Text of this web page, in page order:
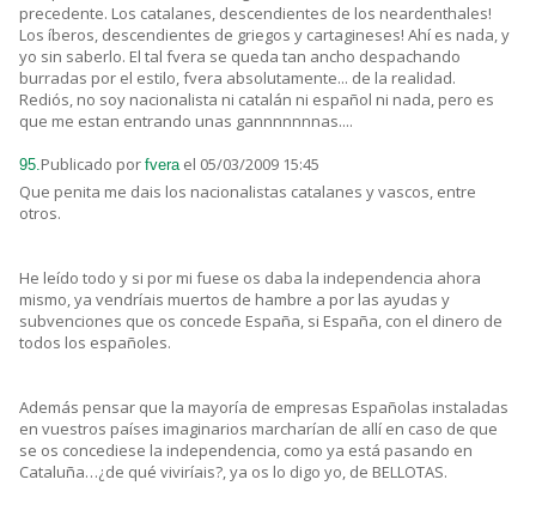
precedente. Los catalanes, descendientes de los neardenthales!
Los íberos, descendientes de griegos y cartagineses! Ahí es nada, y
yo sin saberlo. El tal fvera se queda tan ancho despachando
burradas por el estilo, fvera absolutamente... de la realidad.
Rediós, no soy nacionalista ni catalán ni español ni nada, pero es
que me estan entrando unas gannnnnnnas....
95.Publicado por fvera el 05/03/2009 15:45
Que penita me dais los nacionalistas catalanes y vascos, entre
otros.
He leído todo y si por mi fuese os daba la independencia ahora
mismo, ya vendríais muertos de hambre a por las ayudas y
subvenciones que os concede España, si España, con el dinero de
todos los españoles.
Además pensar que la mayoría de empresas Españolas instaladas
en vuestros países imaginarios marcharían de allí en caso de que
se os concediese la independencia, como ya está pasando en
Cataluña…¿de qué viviríais?, ya os lo digo yo, de BELLOTAS.